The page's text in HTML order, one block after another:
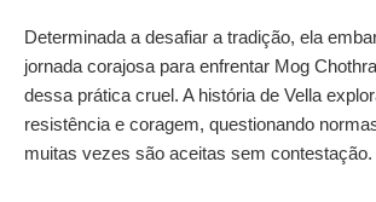
Determinada a desafiar a tradição, ela
jornada corajosa para enfrentar Mog
dessa prática cruel. A história de Vella
resistência e coragem, questionando
muitas vezes são aceitas sem contestação.